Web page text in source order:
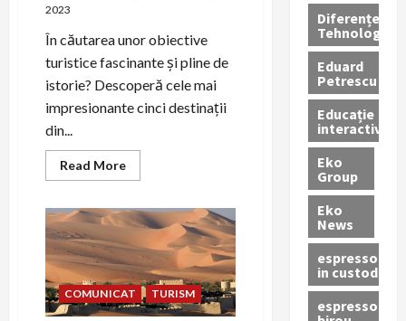
2023
În căutarea unor obiective
turistice fascinante și pline de
istorie? Descoperă cele mai
impresionante cinci destinații
din...
Read MoreRead
more
5
obiective
turistice
din
Armenia
COMUNICAT TURISM
Diferențe
Tehnologice
Eduard
Petrescu
Educație
interactivă
Eko
Group
Eko
News
espressoare
in custodie
espressor